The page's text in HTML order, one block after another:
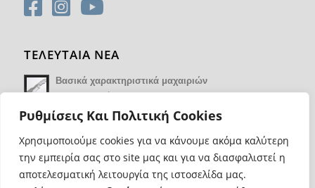
Ρυθμίσεις Και Πολιτική Cookies
Χρησιμοποιούμε cookies για να κάνουμε ακόμα καλύτερη
την εμπειρία σας στο site μας και για να διασφαλιστεί η
αποτελεσματική λειτουργία της ιστοσελίδα μας.
ΤΕΛΕΥΤΑΙΑ ΝΕΑ
Βασικά χαρακτηριστικά μαχαιριών
14 Φεβρουαρίου 2018 - 17:21